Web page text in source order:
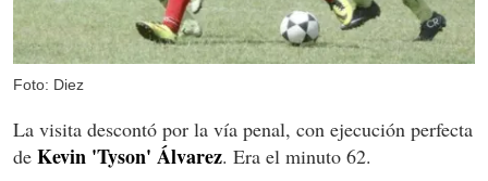
Foto: Diez
La visita descontó por la vía penal, con ejecución perfecta
de Kevin 'Tyson' Álvarez. Era el minuto 62.